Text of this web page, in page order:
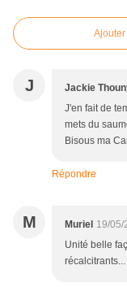
J Jackie
J'en fait de
mets du
Bisous ma
Répondre
M Muriel 19/05/
Unité belle